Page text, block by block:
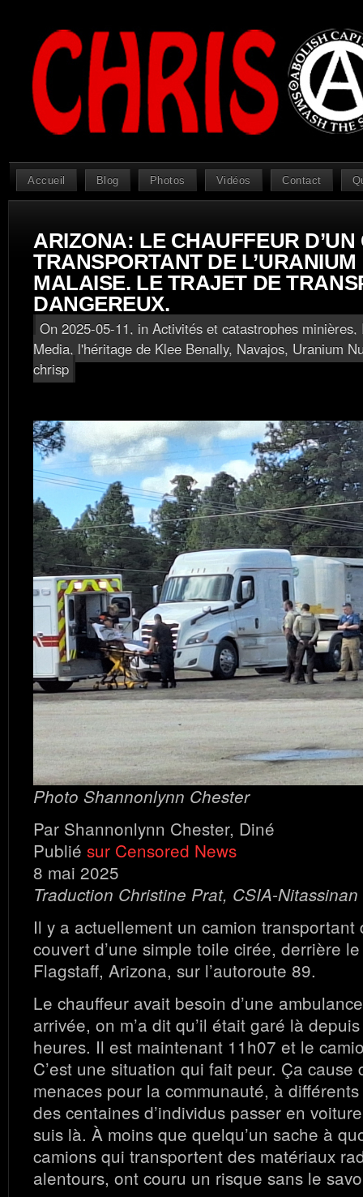
Accueil Blog Photos Vidéos Contact
ARIZONA: LE CHAUFFEUR D’UN
TRANSPORTANT DE
MALAISE. LE TRAJET DE
DANGEREUX.
On 2025-05-11, in Activités et catastrophes minières,
Media, l'héritage de Klee Benally, Navajos, Uranium
chrisp
Photo Shannonlynn Chester
Par Shannonlynn Chester, Diné
Publié sur Censored News
8 mai 2025
Traduction Christine Prat, CSIA-Nitassinan
Il y a actuellement un camion transportant
couvert d’une simple toile cirée, derrière
Flagstaff, Arizona, sur l’autoroute 89.
Le chauffeur avait besoin d’une
arrivée, on m’a dit qu’il était garé là
heures. Il est maintenant 11h07 et le
C’est une situation qui fait peur. Ça cause
menaces pour la communauté, à différents
des centaines d’individus passer en
suis là. À moins que quelqu’un sache à
camions qui transportent des matériaux
alentours, ont couru un risque sans le